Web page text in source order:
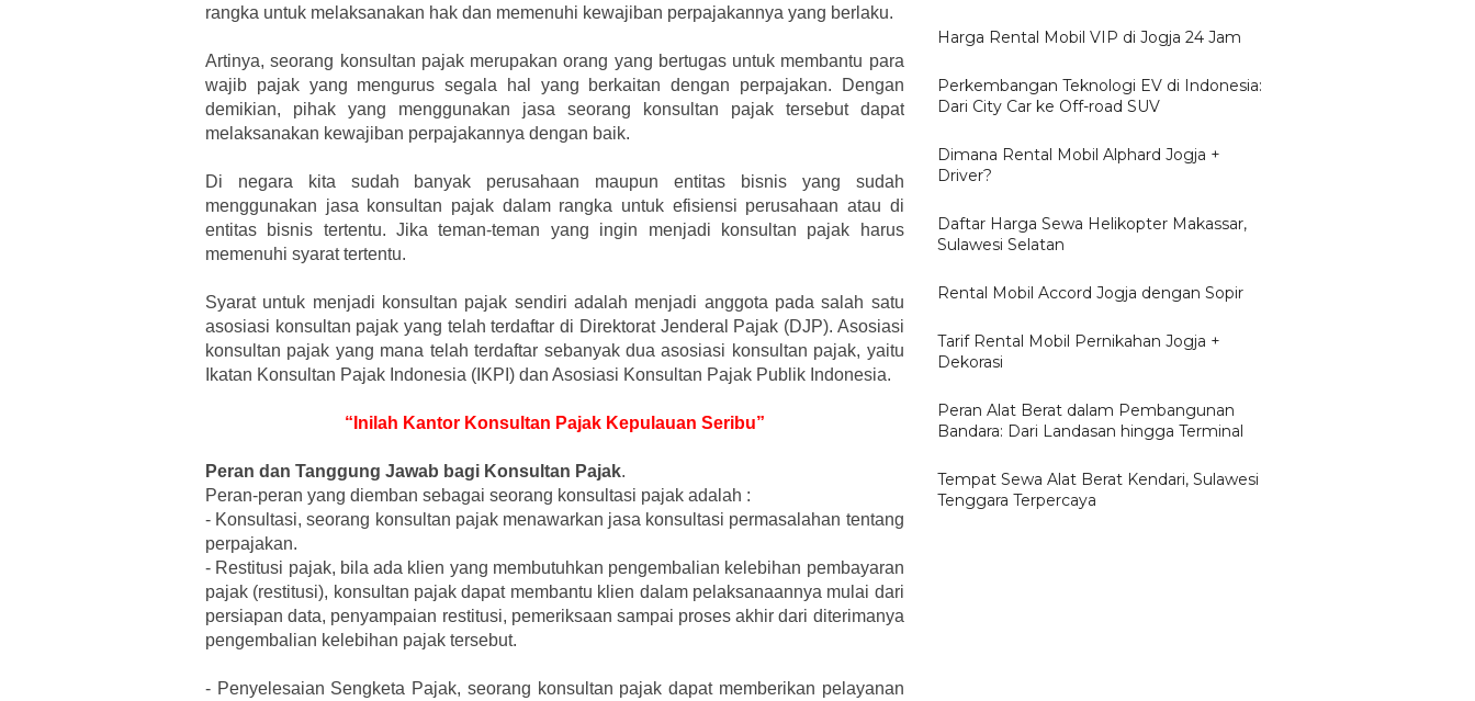
rangka untuk melaksanakan hak dan memenuhi kewajiban perpajakannya yang berlaku.
Artinya, seorang konsultan pajak merupakan orang yang bertugas untuk membantu para
wajib pajak yang mengurus segala hal yang berkaitan dengan perpajakan. Dengan
demikian, pihak yang menggunakan jasa seorang konsultan pajak tersebut dapat
melaksanakan kewajiban perpajakannya dengan baik.
Di negara kita sudah banyak perusahaan maupun entitas bisnis yang sudah
menggunakan jasa konsultan pajak dalam rangka untuk efisiensi perusahaan atau di
entitas bisnis tertentu. Jika teman-teman yang ingin menjadi konsultan pajak harus
memenuhi syarat tertentu.
Syarat untuk menjadi konsultan pajak sendiri adalah menjadi anggota pada salah satu
asosiasi konsultan pajak yang telah terdaftar di Direktorat Jenderal Pajak (DJP). Asosiasi
konsultan pajak yang mana telah terdaftar sebanyak dua asosiasi konsultan pajak, yaitu
Ikatan Konsultan Pajak Indonesia (IKPI) dan Asosiasi Konsultan Pajak Publik Indonesia.
“Inilah Kantor Konsultan Pajak Kepulauan Seribu”
Peran dan Tanggung Jawab bagi Konsultan Pajak.
Peran-peran yang diemban sebagai seorang konsultasi pajak adalah :
- Konsultasi, seorang konsultan pajak menawarkan jasa konsultasi permasalahan tentang
perpajakan.
- Restitusi pajak, bila ada klien yang membutuhkan pengembalian kelebihan pembayaran
pajak (restitusi), konsultan pajak dapat membantu klien dalam pelaksanaannya mulai dari
persiapan data, penyampaian restitusi, pemeriksaan sampai proses akhir dari diterimanya
pengembalian kelebihan pajak tersebut.
- Penyelesaian Sengketa Pajak, seorang konsultan pajak dapat memberikan pelayanan
Harga Rental Mobil VIP di Jogja 24 Jam
Perkembangan Teknologi EV di Indonesia:
Dari City Car ke Off-road SUV
Dimana Rental Mobil Alphard Jogja +
Driver?
Daftar Harga Sewa Helikopter Makassar,
Sulawesi Selatan
Rental Mobil Accord Jogja dengan Sopir
Tarif Rental Mobil Pernikahan Jogja +
Dekorasi
Peran Alat Berat dalam Pembangunan
Bandara: Dari Landasan hingga Terminal
Tempat Sewa Alat Berat Kendari, Sulawesi
Tenggara Terpercaya